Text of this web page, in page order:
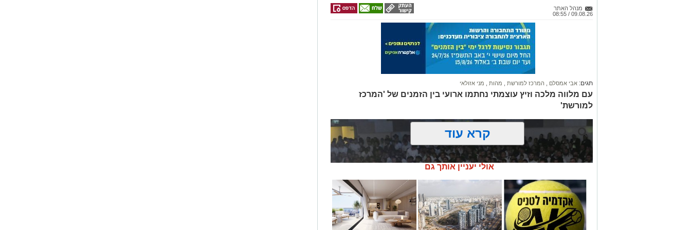
מנהל האתר
09.08.26 / 08:55
תגים: אבי אמסלם המרכז למורשת מהות מני אזולאי
עם מלווה מלכה וזיץ עוצמתי נחתמו ארועי בין הזמנים של 'המרכז
למורשת'
קרא עוד
אולי יעניין אותך גם